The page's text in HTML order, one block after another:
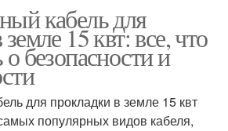
кабель для
15 квт: все, что
безопасности и
для прокладки в земле 15 квт
популярных видов кабеля,